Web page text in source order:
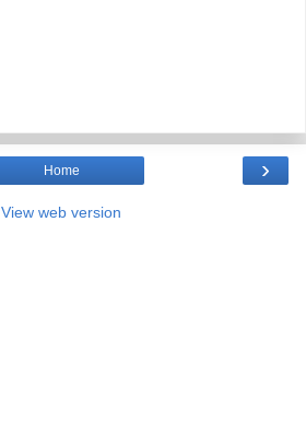
›
Home
View web version